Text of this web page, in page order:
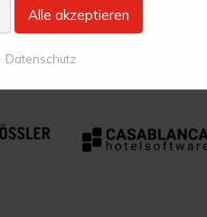
Alle akzeptieren
Datenschutz